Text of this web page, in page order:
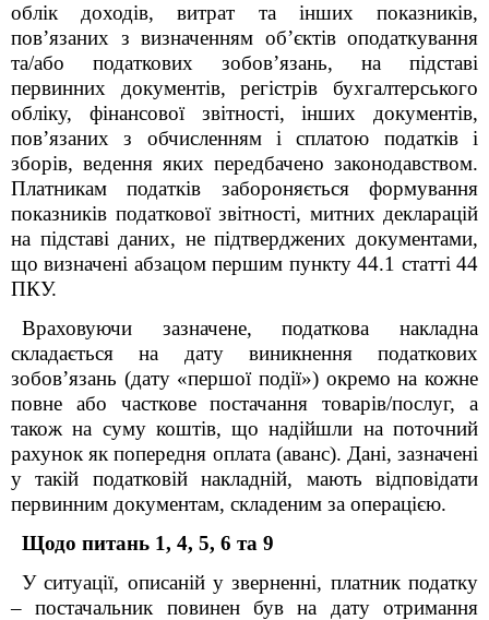
облік доходів, витрат та інших показників,
пов’язаних з визначенням об’єктів оподаткування
та/або податкових зобов’язань, на підставі
первинних документів, регістрів бухгалтерського
обліку, фінансової звітності, інших документів,
пов’язаних з обчисленням і сплатою податків і
зборів, ведення яких передбачено законодавством.
Платникам податків забороняється формування
показників податкової звітності, митних декларацій
на підставі даних, не підтверджених документами,
що визначені абзацом першим пункту 44.1 статті 44
ПКУ.
Враховуючи зазначене, податкова накладна
складається на дату виникнення податкових
зобов’язань (дату «першої події») окремо на кожне
повне або часткове постачання товарів/послуг, а
також на суму коштів, що надійшли на поточний
рахунок як попередня оплата (аванс). Дані, зазначені
у такій податковій накладній, мають відповідати
первинним документам, складеним за операцією.
Щодо питань 1, 4, 5, 6 та 9
У ситуації, описаній у зверненні, платник податку
– постачальник повинен був на дату отримання